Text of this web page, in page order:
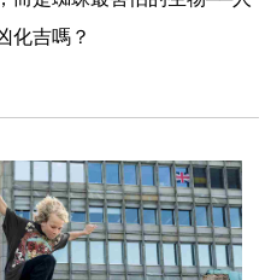
化吉嗎？